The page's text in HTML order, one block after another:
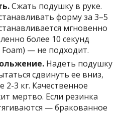
Сжать подушку в руке.
форму за 3–5
мгновенно
более 10 секунд
— не подходит.
Надеть подушку
сдвинуть ее вниз,
2-3 кг. Качественное
мертво. Если резинка
— бракованное